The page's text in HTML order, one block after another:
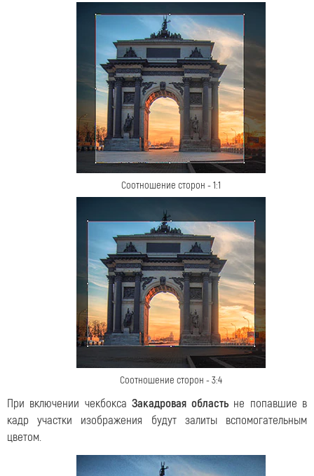
Соотношение сторон - 1:1
Соотношение сторон - 3:4
При включении чекбокса Закадровая область не попавшие в
кадр участки изображения будут залиты вспомогательным
цветом.